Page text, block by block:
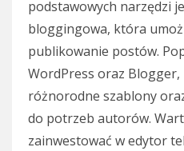
podstawowych narzędzi
bloggingowa, która
publikowanie postów.
WordPress oraz
różnorodne szablony
do potrzeb autorów.
zainwestować w edytor